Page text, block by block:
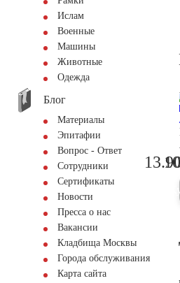
Ислам
Военные
Машины
Животные
Одежда
Блог
Материалы
Эпитафии
Вопрос - Ответ
Сотрудники
Сертификаты
Новости
Пресса о нас
Вакансии
Кладбища Москвы
Города обслуживания
Карта сайта